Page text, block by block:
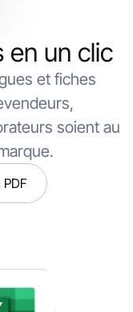
en un clic
et fiches
soient au